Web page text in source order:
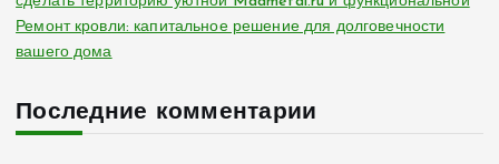
Ремонт кровли: капитальное решение для долговечности
вашего дома
Последние комментарии